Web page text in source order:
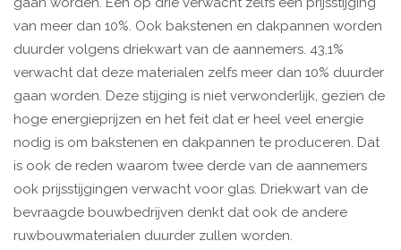
van meer dan 10%. Ook bakstenen en dakpannen worden
duurder volgens driekwart van de aannemers. 43,1%
verwacht dat deze materialen zelfs meer dan 10% duurder
gaan worden. Deze stijging is niet verwonderlijk, gezien de
hoge energieprijzen en het feit dat er heel veel energie
nodig is om bakstenen en dakpannen te produceren. Dat
is ook de reden waarom twee derde van de aannemers
ook prijsstijgingen verwacht voor glas. Driekwart van de
bevraagde bouwbedrijven denkt dat ook de andere
ruwbouwmaterialen duurder zullen worden.